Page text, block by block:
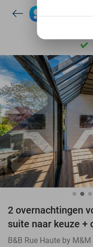
7
7
2 overnachtingen
suite naar keuze +
B&B Rue Haute by M&M